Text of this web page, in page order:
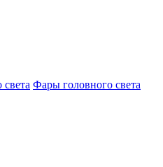
Фары головного света